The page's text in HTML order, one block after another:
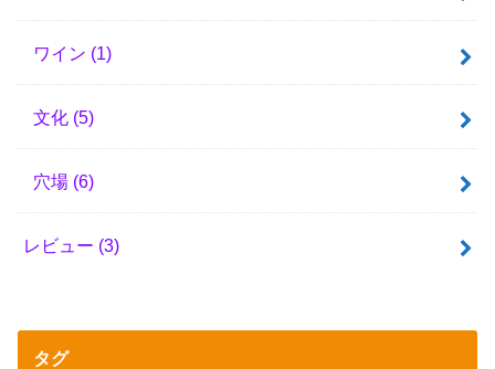
ワイン (1)
文化 (5)
穴場 (6)
レビュー (3)
タグ